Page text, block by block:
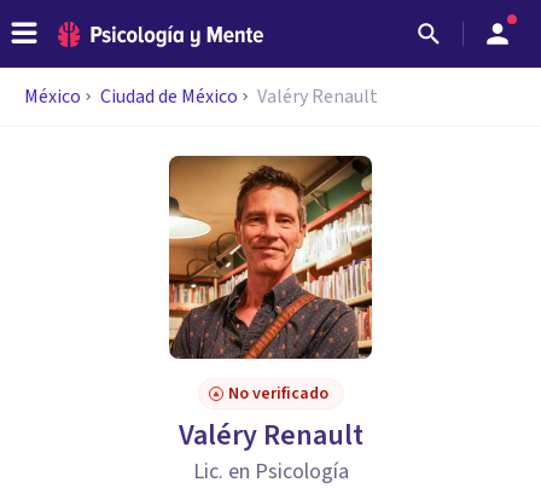
México Ciudad de México Valéry Renault
No verificado
Valéry Renault
Lic. en Psicología